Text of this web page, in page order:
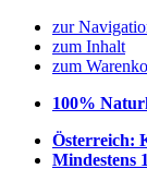
zur
zum Inhalt
zum
100%
Österreich:
Mindestens